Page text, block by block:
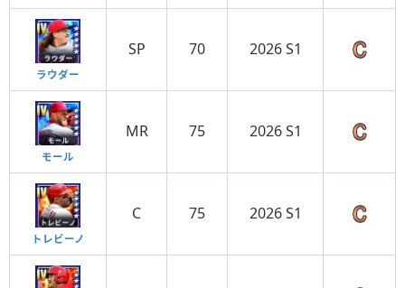
ラウダー
SP 70 2026 S1
モール
MR 75 2026 S1
トレビーノ
C 75 2026 S1